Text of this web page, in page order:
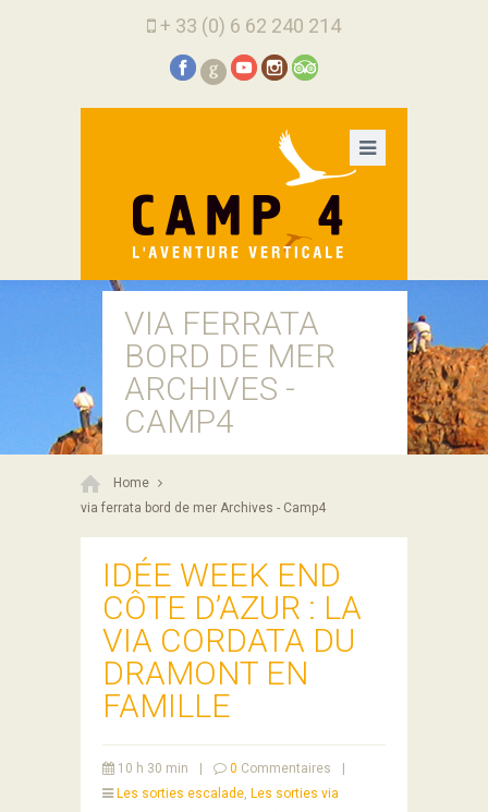
G
+ 33 (0) 6 62 240 214
VIA FERRATA
BORD DE MER
ARCHIVES -
CAMP4
Home
via ferrata bord de mer Archives - Camp4
IDÉE WEEK END
CÔTE D’AZUR : LA
VIA CORDATA DU
DRAMONT EN
FAMILLE
10 h 30 min 0 Commentaires
Les sorties escalade, Les sorties via